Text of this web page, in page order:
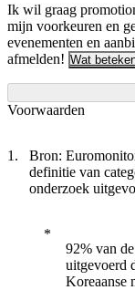
Ik wil graag
mijn voorkeuren en
evenementen en
afmelden! Wat
Voorwaarden
Bron:
definitie van
onderzoek
92% van
uitgevoerd
Koreaanse